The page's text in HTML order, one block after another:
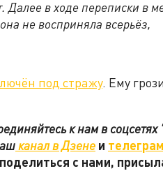
в ходе переписки в
не восприняла всерьёз,
под стражу. Ему
к нам в соцсетях
канал в Дзене и
с нами,